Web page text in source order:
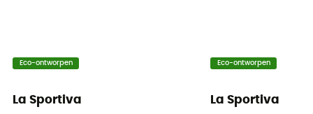
Eco-ontworpen
La Sportiva
Eco-ontworpen
La Sportiva